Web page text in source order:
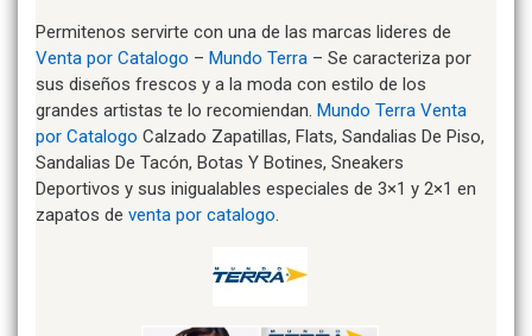
Permitenos servirte con una de las marcas lideres de
Venta por Catalogo – Mundo Terra – Se caracteriza por
sus diseños frescos y a la moda con estilo de los
grandes artistas te lo recomiendan. Mundo Terra Venta
por Catalogo Calzado Zapatillas, Flats, Sandalias De Piso,
Sandalias De Tacón, Botas Y Botines, Sneakers
Deportivos y sus inigualables especiales de 3×1 y 2×1 en
zapatos de venta por catalogo.